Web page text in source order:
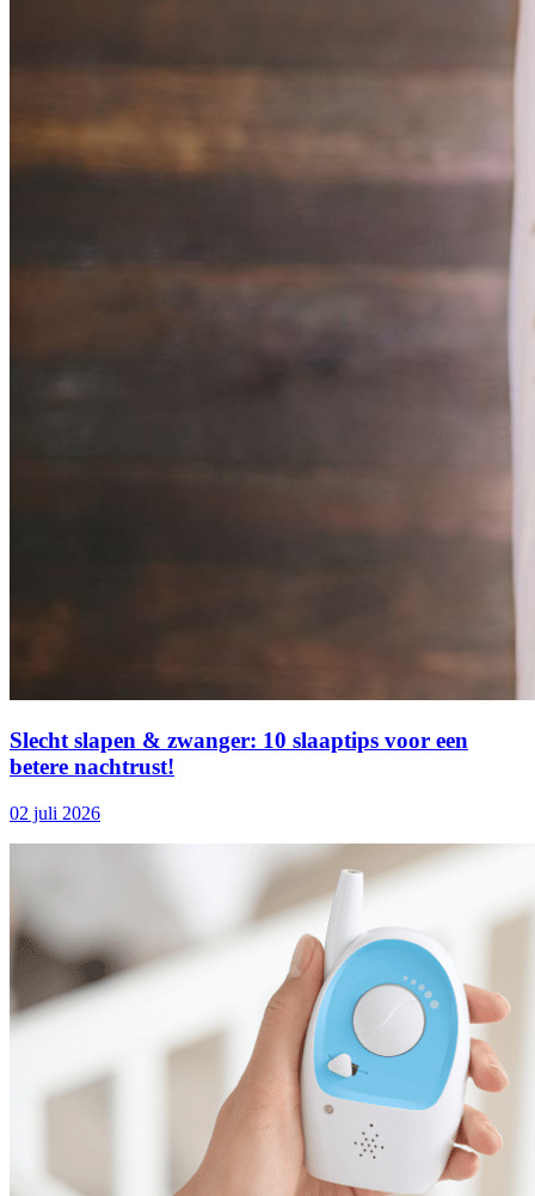
Slecht slapen & zwanger: 10 slaaptips voor een
betere nachtrust!
02 juli 2026